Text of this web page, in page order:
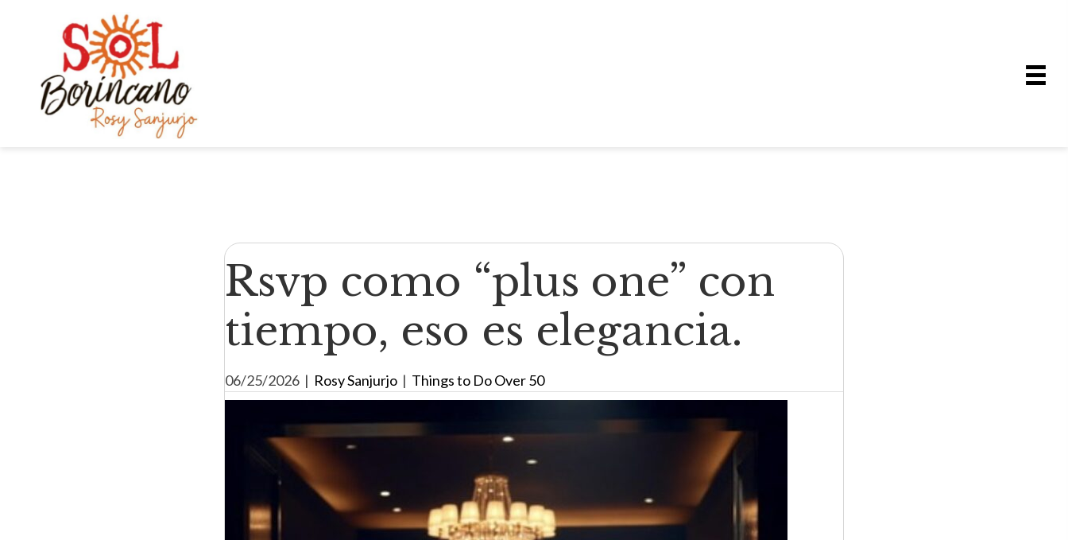
Rsvp como “plus one” con
tiempo, eso es elegancia.
06/25/2026 | Rosy Sanjurjo | Things to Do Over 50